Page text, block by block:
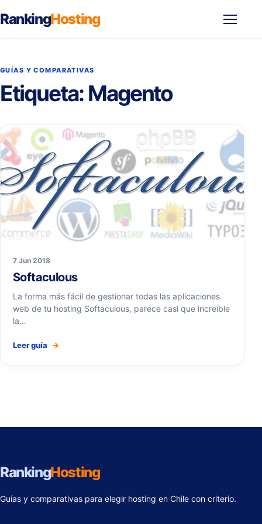
RankingHosting
GUÍAS Y COMPARATIVAS
Etiqueta: Magento
7 Jun 2018
Softaculous
La forma más fácil de gestionar todas las aplicaciones
web de tu hosting Softaculous, parece casi que increíble
la…
Leer guía →
RankingHosting
Guías y comparativas para elegir hosting en Chile con criterio.